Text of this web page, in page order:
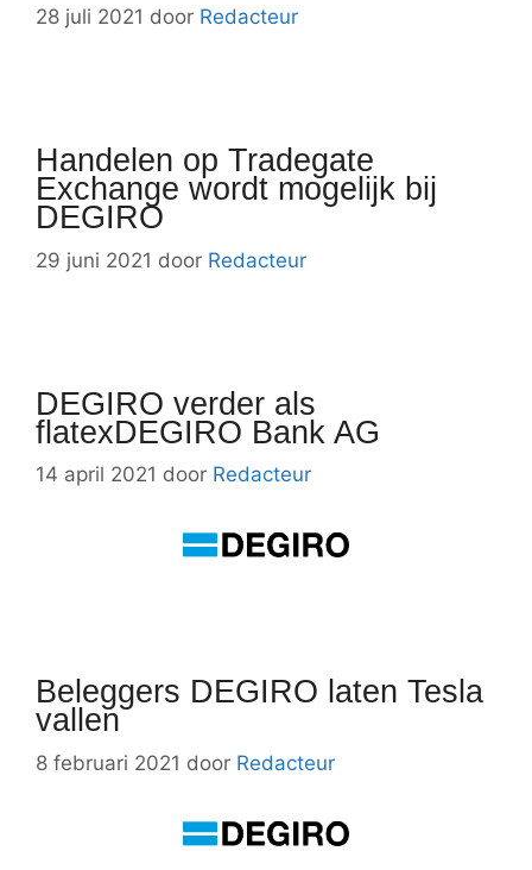
28 juli 2021 door Redacteur
Handelen op Tradegate
Exchange wordt mogelijk bij
DEGIRO
29 juni 2021 door Redacteur
DEGIRO verder als
flatexDEGIRO Bank AG
14 april 2021 door Redacteur
Beleggers DEGIRO laten Tesla
vallen
8 februari 2021 door Redacteur